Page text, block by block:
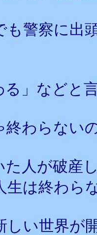
も警察に出
る」などと
終わらない
人が破産
生は終わら
しい世界が